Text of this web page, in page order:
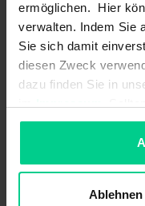
ermöglichen. Hier
verwalten. Indem Sie
Sie sich damit
diesen Zweck
dazu finden Sie in
sein, können Sie die
Résistance à la tension de
assignée (Uimp):
Résolution: